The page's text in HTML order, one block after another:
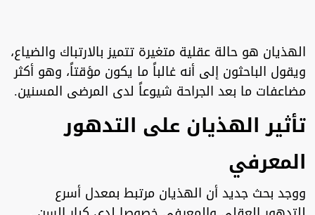
الهذيان هو حالة عقلية متغيرة تتميز بالارتباك والضياع،
ويقول الباحثون إلى أنه غالباً ما يكون مؤقتاً، وهو أكثر
مضاعفات ما بعد الجراحة شيوعاً لدى المرضى المسنين.
تأثير الهذيان على التدهور
المعرفي
ووجد بحث جديد أن الهذيان مرتبط بمعدل أسرع